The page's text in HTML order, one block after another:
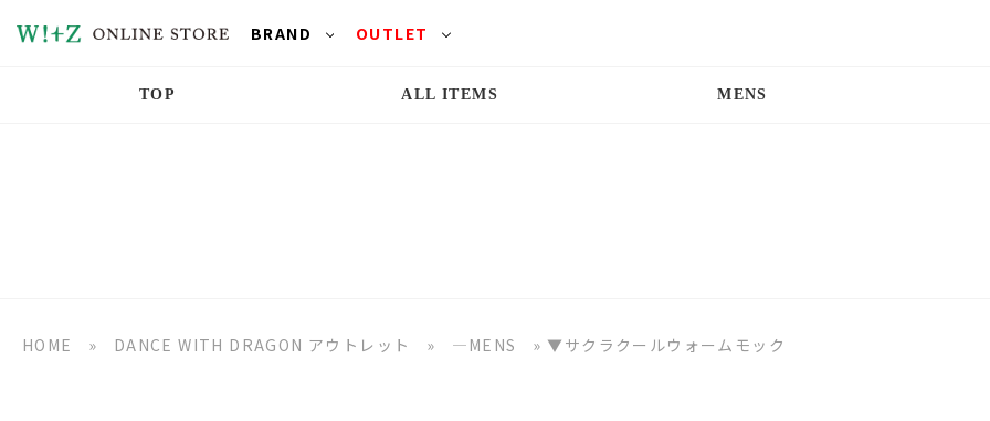
BRAND OUTLET
TOP ALL ITEMS MENS
HOME » DANCE WITH DRAGON アウトレット » ―MENS » ▼サクラクールウォームモック